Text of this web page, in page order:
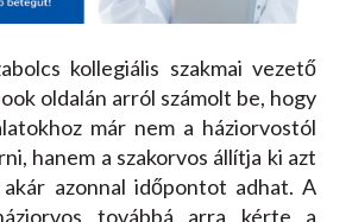
kollegiális szakmai vezető
oldalán arról számolt be, hogy
már nem a háziorvostól
hanem a szakorvos állítja ki azt
azonnal időpontot adhat. A
továbbá arra kérte a